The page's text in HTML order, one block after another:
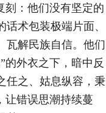
刻：他们没有坚定的
术包装极端片面、
瓦解民族自信。他们
的外衣之下，暗中反
任之、姑息纵容，秉
让错误思潮持续蔓